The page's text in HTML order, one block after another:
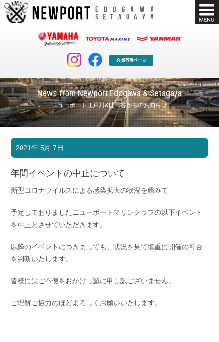
会員専用ページ
News from Newport Edogawa & Setagaya
ニューポート江戸川&世田谷からのお知らせ
マリンクラブ
マリンライフを堪能したい！
ボート販売
ボート免許
長年の実績と信頼！
Shop Info. Blog
お問い合わせ
採用情報
2021年 5月 7日
年間イベントの中止について
新型コロナウイルスによる感染拡大の状況を鑑みて
予定しておりましたニューポートマリンクラブの以下イベント
を中止とさせていただきます。
以降のイベントにつきましても、状況を見て慎重に開催の可否
を判断いたします。
皆様にはご不便をおかけし誠に申し訳ございません。
ご理解ご協力のほどよろしくお願いいたします。